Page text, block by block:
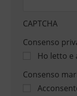
CAPTCHA
Consenso
Ho letto e
Consenso